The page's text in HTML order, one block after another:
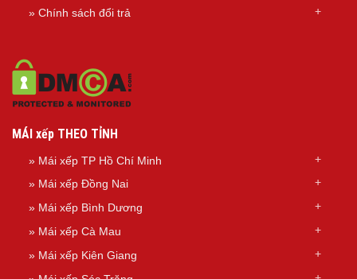
» Chính sách đổi trả
MÁI xếp THEO TỈNH
» Mái xếp TP Hồ Chí Minh
» Mái xếp Đồng Nai
» Mái xếp Bình Dương
» Mái xếp Cà Mau
» Mái xếp Kiên Giang